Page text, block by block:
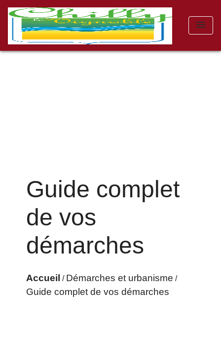
menu
Guide complet
de vos
démarches
Accueil / Démarches et urbanisme /
Guide complet de vos démarches